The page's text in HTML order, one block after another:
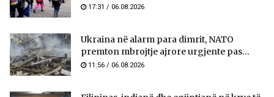
17:31 / 06.08.2026
Ukraina në alarm para dimrit, NATO
premton mbrojtje ajrore urgjente pas...
11:56 / 06.08.2026